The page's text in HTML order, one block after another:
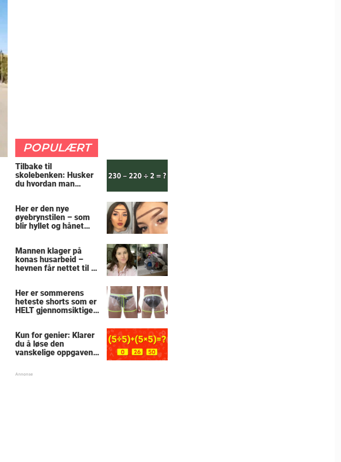
POPULÆRT
Tilbake til
skolebenken: Husker
du hvordan man
Her er den nye
øyebrynstilen – som
blir hyllet og hånet
Mannen klager på
konas husarbeid –
hevnen får nettet til å
Her er sommerens
heteste shorts som er
HELT gjennomsiktige
Kun for genier: Klarer
du å løse den
vanskelige oppgaven